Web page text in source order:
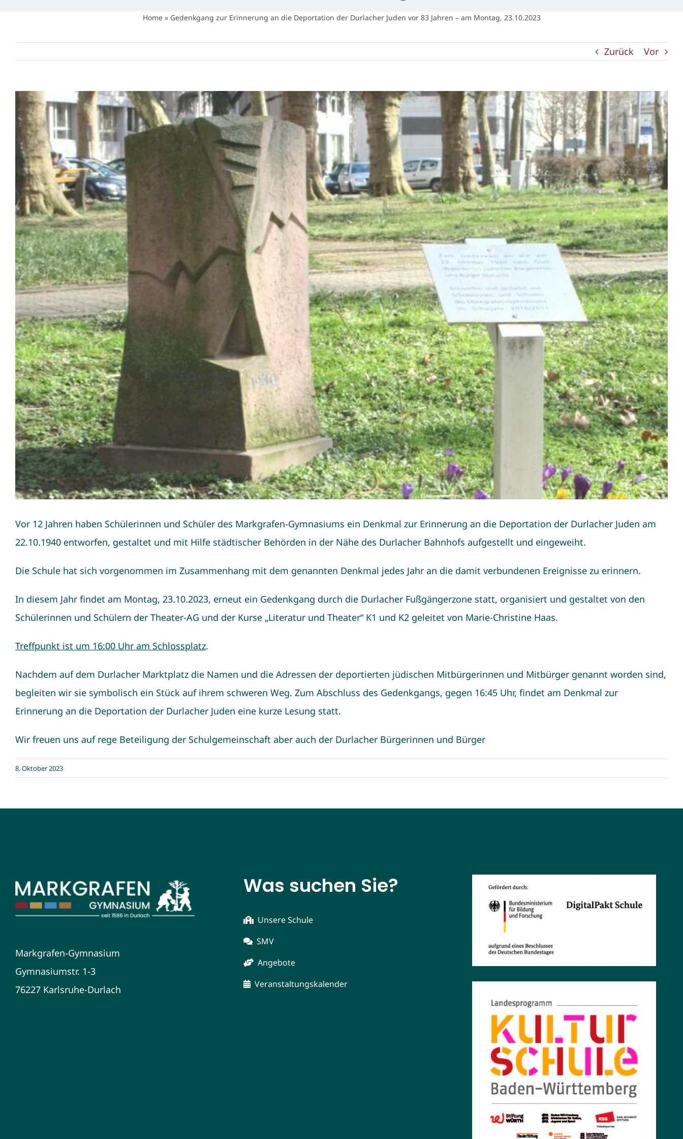
Home» Gedenkgang zur Erinnerung an die Deportation der Durlacher Juden vor 83 Jahren – am Montag, 23.10.2023
Zurück Vor
Zeige
grösseres
Bild
Vor 12 Jahren haben Schülerinnen und Schüler des Markgrafen-Gymnasiums ein Denkmal zur Erinnerung an die Deportation der Durlacher Juden am
22.10.1940 entworfen, gestaltet und mit Hilfe städtischer Behörden in der Nähe des Durlacher Bahnhofs aufgestellt und eingeweiht.
Die Schule hat sich vorgenommen im Zusammenhang mit dem genannten Denkmal jedes Jahr an die damit verbundenen Ereignisse zu erinnern.
In diesem Jahr findet am Montag, 23.10.2023, erneut ein Gedenkgang durch die Durlacher Fußgängerzone statt, organisiert und gestaltet von den
Schülerinnen und Schülern der Theater-AG und der Kurse „Literatur und Theater“ K1 und K2 geleitet von Marie-Christine Haas.
Treffpunkt ist um 16:00 Uhr am Schlossplatz.
Nachdem auf dem Durlacher Marktplatz die Namen und die Adressen der deportierten jüdischen Mitbürgerinnen und Mitbürger genannt worden sind,
begleiten wir sie symbolisch ein Stück auf ihrem schweren Weg. Zum Abschluss des Gedenkgangs, gegen 16:45 Uhr, findet am Denkmal zur
Erinnerung an die Deportation der Durlacher Juden eine kurze Lesung statt.
Wir freuen uns auf rege Beteiligung der Schulgemeinschaft aber auch der Durlacher Bürgerinnen und Bürger
8. Oktober 2023
Markgrafen-Gymnasium
Gymnasiumstr. 1-3
76227 Karlsruhe-Durlach
Was suchen Sie?
Unsere Schule
SMV
Angebote
Veranstaltungskalender